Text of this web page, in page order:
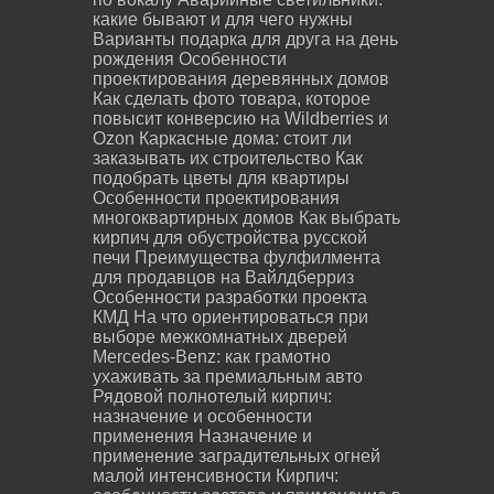
какие бывают и для чего нужны
Варианты подарка для друга на день
рождения Особенности
проектирования деревянных домов
Как сделать фото товара, которое
повысит конверсию на Wildberries и
Ozon Каркасные дома: стоит ли
заказывать их строительство Как
подобрать цветы для квартиры
Особенности проектирования
многоквартирных домов Как выбрать
кирпич для обустройства русской
печи Преимущества фулфилмента
для продавцов на Вайлдберриз
Особенности разработки проекта
КМД На что ориентироваться при
выборе межкомнатных дверей
Mercedes-Benz: как грамотно
ухаживать за премиальным авто
Рядовой полнотелый кирпич:
назначение и особенности
применения Назначение и
применение заградительных огней
малой интенсивности Кирпич: